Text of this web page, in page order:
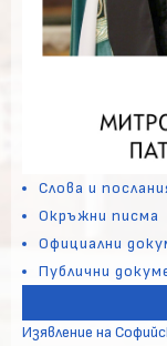
Слова и
Окръжни писма
Официални
Публични
Изявление на